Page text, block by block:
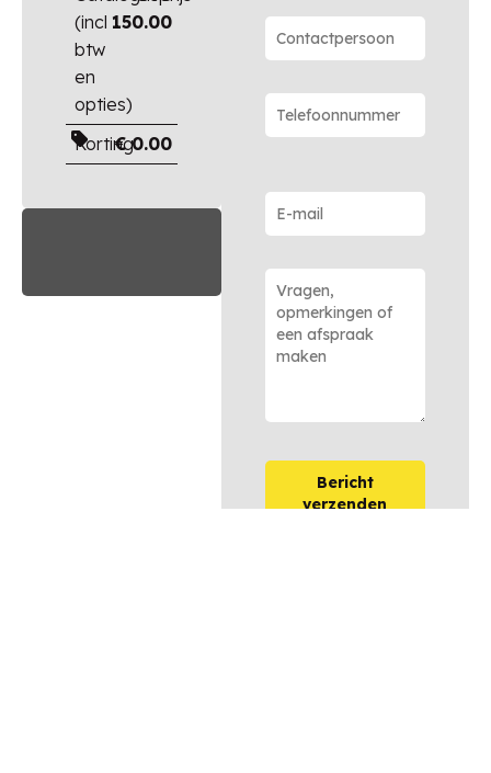
(incl
btw
en
opties)
150.00
Korting
€0.00
Bericht
verzenden